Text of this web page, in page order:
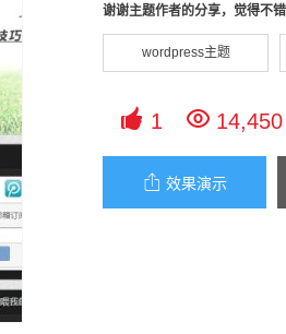
谢谢主题作者的分享，觉得不
wordpress主题
 1  14,450
 效果演示